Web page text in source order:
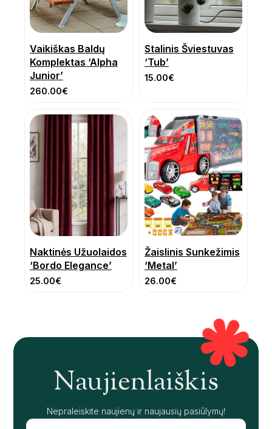
Vaikiškas Baldų
Komplektas ‘Alpha
Junior’
260.00€
Stalinis Šviestuvas
‘Tub’
15.00€
Naktinės Užuolaidos
‘Bordo Elegance’
25.00€
Žaislinis Sunkežimis
‘Metal’
26.00€
Naujienlaiškis
Nepraleiskite naujienų ir naujausių pasiūlymų!